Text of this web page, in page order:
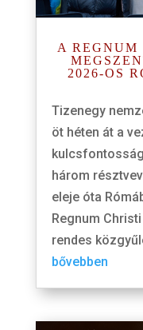
A REGNUM
2026-OS
Tizenegy
öt héten át a
három
eleje óta
Regnum
rendes
bővebben